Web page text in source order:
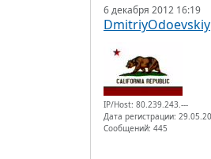
6 декабря 2012 16:19
DmitriyOdoevskiy
IP/Host: 80.239.243.---
Дата регистрации:
Сообщений: 445